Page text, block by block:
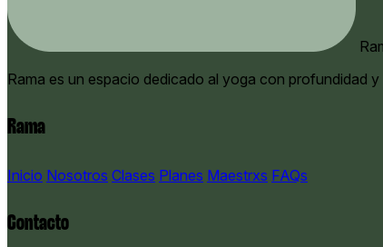
Rama es un espacio dedicado al yoga con profundidad
Rama
Inicio Nosotros Clases Planes Maestrxs FAQs
Contacto